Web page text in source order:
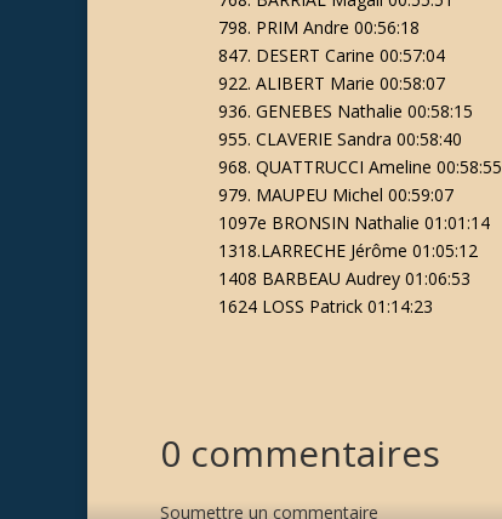
798. PRIM Andre 00:56:18
847. DESERT Carine 00:57:04
922. ALIBERT Marie 00:58:07
936. GENEBES Nathalie 00:58:15
955. CLAVERIE Sandra 00:58:40
968. QUATTRUCCI Ameline 00:58:55
979. MAUPEU Michel 00:59:07
1097e BRONSIN Nathalie 01:01:14
1318.LARRECHE Jérôme 01:05:12
1408 BARBEAU Audrey 01:06:53
1624 LOSS Patrick 01:14:23
0 commentaires
Soumettre un commentaire